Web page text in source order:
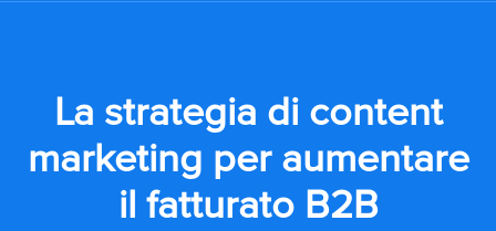
La strategia di content
marketing per aumentare
il fatturato B2B